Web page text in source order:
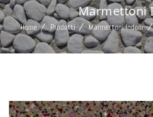
Marmettoni
Home Prodotti Marmettoni Indoor